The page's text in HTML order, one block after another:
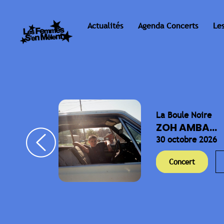
Actualités Agenda Concerts
La Boule Noire
ZOH AMBA...
30 octobre 2026
Concert